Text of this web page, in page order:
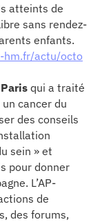
atteints de
sans rendez-
enfants.
hm.fr/actu/octo
qui a traité
cancer du
des conseils
sein » et
pour donner
L’AP-
de
des forums,